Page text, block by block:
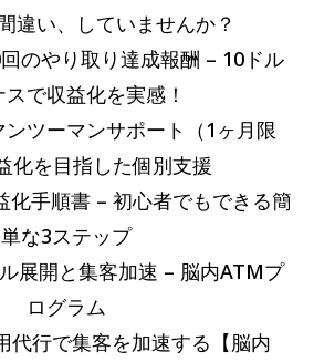
違い、していませんか？
のやり取り達成報酬 – 10ドル
で収益化を実感！
ツーマンサポート（1ヶ月限
化を目指した個別支援
化手順書 – 初心者でもできる簡
単な3ステップ
展開と集客加速 – 脳内ATMプ
ログラム
代行で集客を加速する【脳内